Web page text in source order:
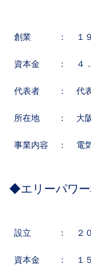
創業 ： １
資本金 ： ４
代表者 ： 代
所在地 ： 大
事業内容 ： 電
◆エリーパワ
設立 ： ２
資本金 ： １